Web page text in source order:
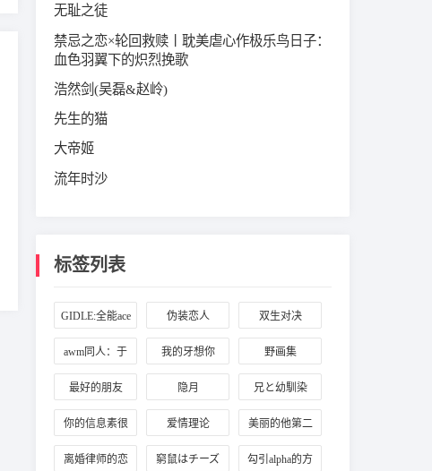
无耻之徒
禁忌之恋×轮回救赎丨耽美虐心作极乐鸟日子：
血色羽翼下的炽烈挽歌
浩然剑(吴磊&赵岭)
先生的猫
大帝姬
流年时沙
标签列表
GIDLE:全能ace 伪装恋人 双生对决
awm同人：于
炀与祁醉
我的牙想你 野画集
最好的朋友 隐月 兄と幼馴染
你的信息素很
好闻
爱情理论 美丽的他第二
离婚律师的恋 窮鼠はチーズ 勾引alpha的方